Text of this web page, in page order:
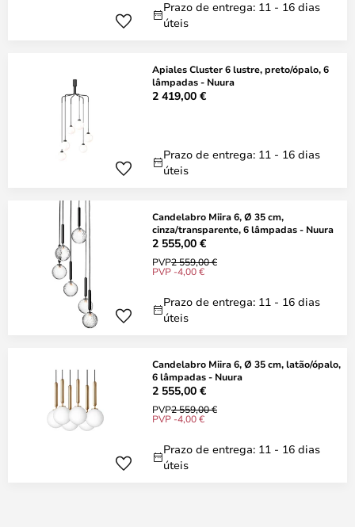
Prazo de entrega: 11 - 16 dias
úteis
Apiales Cluster 6 lustre, preto/ópalo, 6
lâmpadas - Nuura
2 419,00 €
Prazo de entrega: 11 - 16 dias
úteis
Candelabro Miira 6, Ø 35 cm,
cinza/transparente, 6 lâmpadas - Nuura
2 555,00 €
PVP2 559,00 €
PVP -4,00 €
Prazo de entrega: 11 - 16 dias
úteis
Candelabro Miira 6, Ø 35 cm, latão/ópalo,
6 lâmpadas - Nuura
2 555,00 €
PVP2 559,00 €
PVP -4,00 €
Prazo de entrega: 11 - 16 dias
úteis